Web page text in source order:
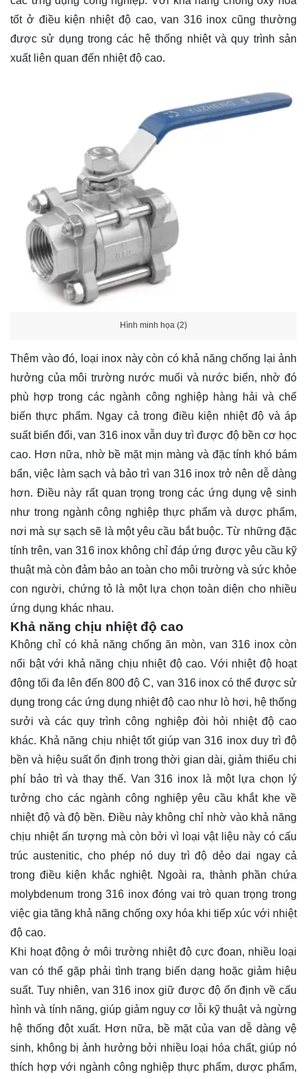
tốt ở điều kiện nhiệt độ cao, van 316 inox cũng thường
được sử dụng trong các hệ thống nhiệt và quy trình sản
xuất liên quan đến nhiệt độ cao.
Hình minh họa (2)
Thêm vào đó, loại inox này còn có khả năng chống lại ảnh
hưởng của môi trường nước muối và nước biển, nhờ đó
phù hợp trong các ngành công nghiệp hàng hải và chế
biến thực phẩm. Ngay cả trong điều kiện nhiệt độ và áp
suất biến đổi, van 316 inox vẫn duy trì được độ bền cơ học
cao. Hơn nữa, nhờ bề mặt mịn màng và đặc tính khó bám
bẩn, việc làm sạch và bảo trì van 316 inox trở nên dễ dàng
hơn. Điều này rất quan trọng trong các ứng dụng vệ sinh
như trong ngành công nghiệp thực phẩm và dược phẩm,
nơi mà sự sạch sẽ là một yêu cầu bắt buộc. Từ những đặc
tính trên, van 316 inox không chỉ đáp ứng được yêu cầu kỹ
thuật mà còn đảm bảo an toàn cho môi trường và sức khỏe
con người, chứng tỏ là một lựa chọn toàn diện cho nhiều
ứng dụng khác nhau.
Khả năng chịu nhiệt độ cao
Không chỉ có khả năng chống ăn mòn, van 316 inox còn
nổi bật với khả năng chịu nhiệt độ cao. Với nhiệt độ hoạt
động tối đa lên đến 800 độ C, van 316 inox có thể được sử
dụng trong các ứng dụng nhiệt độ cao như lò hơi, hệ thống
sưởi và các quy trình công nghiệp đòi hỏi nhiệt độ cao
khác. Khả năng chịu nhiệt tốt giúp van 316 inox duy trì độ
bền và hiệu suất ổn định trong thời gian dài, giảm thiểu chi
phí bảo trì và thay thế. Van 316 inox là một lựa chọn lý
tưởng cho các ngành công nghiệp yêu cầu khắt khe về
nhiệt độ và độ bền. Điều này không chỉ nhờ vào khả năng
chịu nhiệt ấn tượng mà còn bởi vì loại vật liệu này có cấu
trúc austenitic, cho phép nó duy trì độ dẻo dai ngay cả
trong điều kiện khắc nghiệt. Ngoài ra, thành phần chứa
molybdenum trong 316 inox đóng vai trò quan trọng trong
việc gia tăng khả năng chống oxy hóa khi tiếp xúc với nhiệt
độ cao.
Khi hoạt động ở môi trường nhiệt độ cực đoan, nhiều loại
van có thể gặp phải tình trạng biến dạng hoặc giảm hiệu
suất. Tuy nhiên, van 316 inox giữ được độ ổn định về cấu
hình và tính năng, giúp giảm nguy cơ lỗi kỹ thuật và ngừng
hệ thống đột xuất. Hơn nữa, bề mặt của van dễ dàng vệ
sinh, không bị ảnh hưởng bởi nhiều loại hóa chất, giúp nó
thích hợp với ngành công nghiệp thực phẩm, dược phẩm,